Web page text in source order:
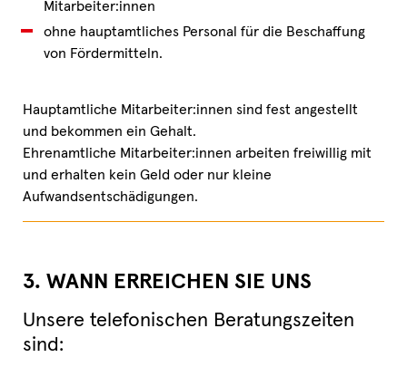
Mitarbeiter:innen
ohne hauptamtliches Personal für die Beschaffung
von Fördermitteln.
Hauptamtliche Mitarbeiter:innen sind fest angestellt
und bekommen ein Gehalt.
Ehrenamtliche Mitarbeiter:innen arbeiten freiwillig mit
und erhalten kein Geld oder nur kleine
Aufwandsentschädigungen.
3. WANN ERREICHEN SIE UNS
Unsere telefonischen Beratungszeiten
sind: